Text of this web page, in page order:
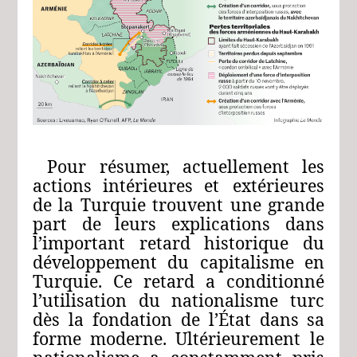
Pour résumer, actuellement
les
actions intérieures et
extérieures
de la Turquie trouvent une grande
part
de leurs explications
dans
l’important
retard historique
du
développement du capitalisme en
Turquie. Ce retard a conditionné
l’utilisation du nationalisme turc
dès la fondation de l’État dans sa
forme moderne. Ultérieurement le